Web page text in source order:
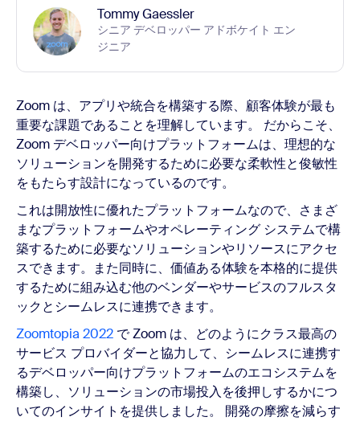
Tommy Gaessler
シニア デベロッパー アドボケイト エン
ジニア
Zoom は、アプリや統合を構築する際、顧客体験が最も
重要な課題であることを理解しています。 だからこそ、
Zoom デベロッパー向けプラットフォームは、理想的な
ソリューションを開発するために必要な柔軟性と俊敏性
をもたらす設計になっているのです。
これは開放性に優れたプラットフォームなので、さまざ
まなプラットフォームやオペレーティング システムで構
築するために必要なソリューションやリソースにアクセ
スできます。また同時に、価値ある体験を本格的に提供
するために組み込む他のベンダーやサービスのフルスタ
ックとシームレスに連携できます。
Zoomtopia 2022 で Zoom は、どのようにクラス最高の
サービス プロバイダーと協力して、シームレスに連携す
るデベロッパー向けプラットフォームのエコシステムを
構築し、ソリューションの市場投入を後押しするかにつ
いてのインサイトを提供しました。 開発の摩擦を減らす